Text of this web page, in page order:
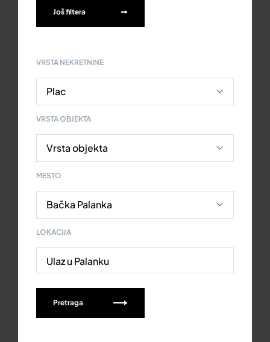
Još filtera
VRSTA NEKRETNINE
VRSTA OBJEKTA
MESTO
LOKACIJA
Ulaz u Palanku
Pretraga